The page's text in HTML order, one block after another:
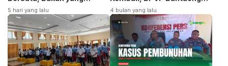
Terpecah
5 hari yang lalu
Siap Bangkitkan Jurusan
Otomotif
4 bulan yang lalu